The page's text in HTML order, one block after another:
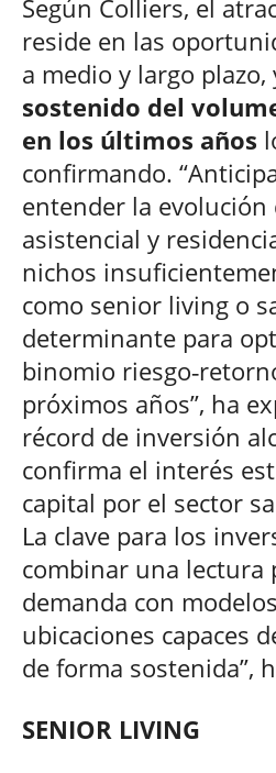
Según Colliers, el
reside en las
a medio y largo plazo,
sostenido del
en los últimos años
confirmando.
entender la evolución
asistencial y
nichos
como senior living o
determinante para
binomio
próximos años”, ha
récord de inversión
confirma el interés
capital por el sector
La clave para los
combinar una lectura
demanda con
ubicaciones capaces
de forma sostenida”,
SENIOR LIVING